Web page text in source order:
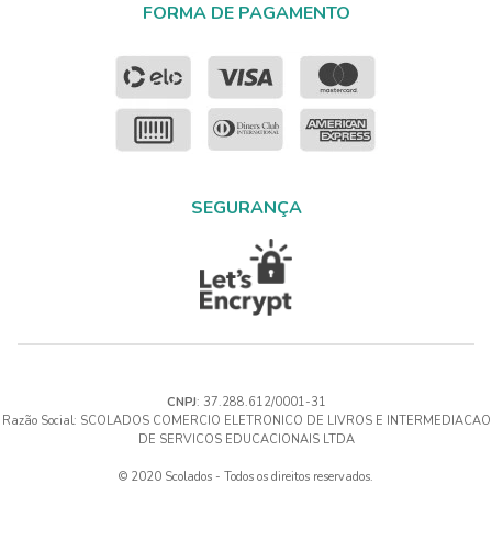
FORMA DE PAGAMENTO
SEGURANÇA
CNPJ: 37.288.612/0001-31
Razão Social: SCOLADOS COMERCIO ELETRONICO DE LIVROS E INTERMEDIACAO
DE SERVICOS EDUCACIONAIS LTDA
© 2020 Scolados - Todos os direitos reservados.